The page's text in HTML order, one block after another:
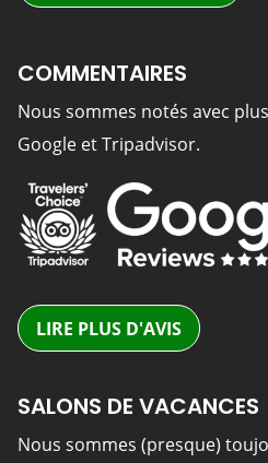
COMMENTAIRES
Nous sommes notés avec
Google et Tripadvisor.
LIRE PLUS D'AVIS
SALONS DE VACANCES
Nous sommes (presque)